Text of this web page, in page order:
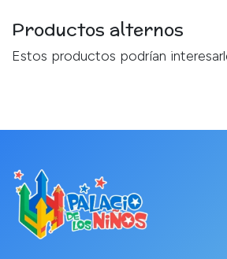
Productos alternos
Estos productos podrían